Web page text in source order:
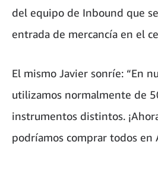
del equipo de Inbound que
entrada de mercancía en el
El mismo Javier sonríe: “En
utilizamos normalmente de
instrumentos distintos.
podríamos comprar todos en